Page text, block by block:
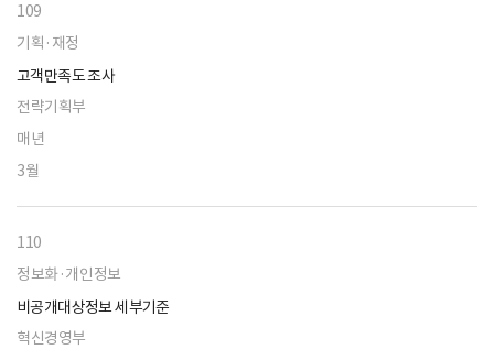
109
기획·재정
고객만족도 조사
전략기획부
매년
3월
110
정보화·개인정보
비공개대상정보 세부기준
혁신경영부